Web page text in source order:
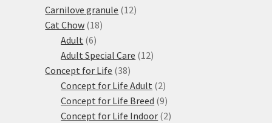
produkty
Carnilove granule 1212
Cat Chow 1818
Adult 66
produktů
Adult Special Care 1212
Concept for Life 3838
produktů
Concept for Life Adult 22
produkty
Concept for Life Breed 99
produktů
Concept for Life Indoor 22